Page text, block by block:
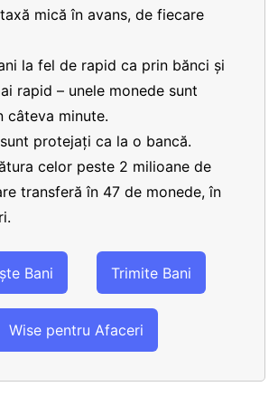
mică în avans, de fiecare
la fel de rapid ca prin bănci și
rapid – unele monede sunt
câteva minute.
protejați ca la o bancă.
celor peste 2 milioane de
transferă în 47 de monede, în
Bani Trimite Bani
Wise pentru Afaceri